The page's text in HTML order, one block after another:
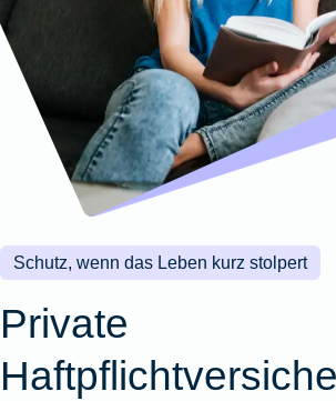
Wohnungsschutzbrief
Produktübersicht
Gewässerschadenhaftpflicht
Zur
Produktübersicht
Produktübersicht
Reisehaftpflichtversicherung
Reiserücktrittsversicherung
Zur
Produktübersicht
Produktübersicht
Produktübersicht
Produktübersicht
Montageversicherung
Produktübersicht
Gruppenunfall für
Betriebe
Gruppenunfall für
Vereine
Produktübersicht
Kunstversicherung
Ausstellungsversicherung
Valorenversicherung
Oldtimersammlungsversicherung
Zur
Schutz, wenn das Leben kurz stolpert
Private